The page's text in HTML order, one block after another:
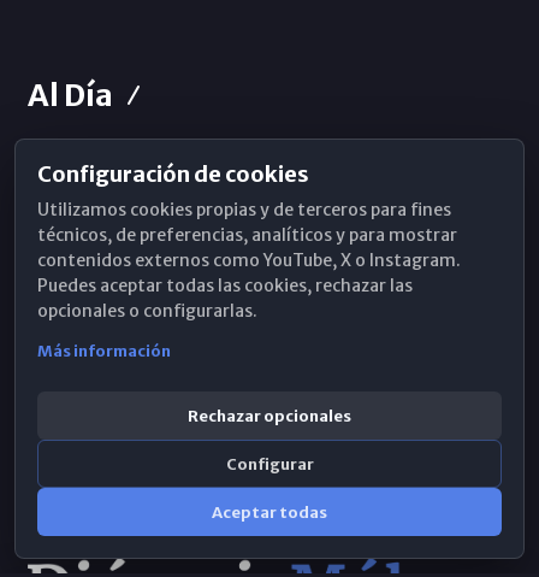
Al Día
Horarios de Misa
Hemeroteca
WhatsApp
Configuración de cookies
Utilizamos cookies propias y de terceros para fines
técnicos, de preferencias, analíticos y para mostrar
contenidos externos como YouTube, X o Instagram.
Puedes aceptar todas las cookies, rechazar las
opcionales o configurarlas.
Más información
Rechazar opcionales
Configurar
Aceptar todas